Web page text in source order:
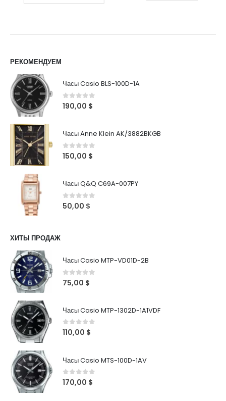
РЕКОМЕНДУЕМ
Часы Casio BLS-100D-1A
0out of 5
190,00 $
Часы Anne Klein AK/3882BKGB
0out of 5
150,00 $
Часы Q&Q C69A-007PY
0out of 5
50,00 $
ХИТЫ ПРОДАЖ
Часы Casio MTP-VD01D-2B
0out of 5
75,00 $
Часы Casio MTP-1302D-1A1VDF
0out of 5
110,00 $
Часы Casio MTS-100D-1AV
0out of 5
170,00 $